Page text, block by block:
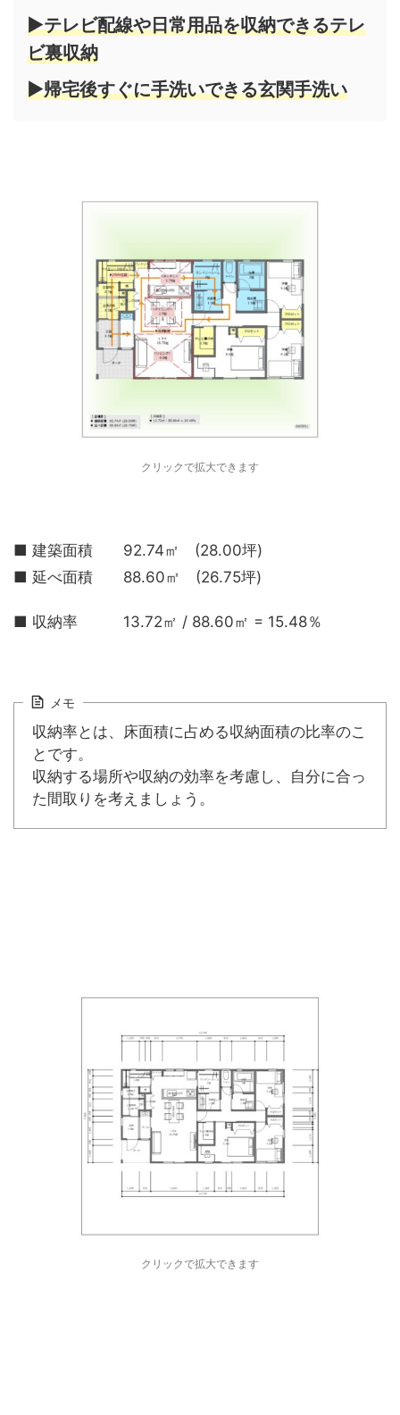
▶テレビ配線や日常用品を収納できるテレ
ビ裏収納
▶帰宅後すぐに手洗いできる玄関手洗い
クリックで拡大できます
■ 建築面積 92.74㎡ (28.00坪)
■ 延べ面積 88.60㎡ (26.75坪)
■ 収納率 13.72㎡ / 88.60㎡ = 15.48％
メモ
収納率とは、床面積に占める収納面積の比率のこ
とです。
収納する場所や収納の効率を考慮し、自分に合っ
た間取りを考えましょう。
クリックで拡大できます